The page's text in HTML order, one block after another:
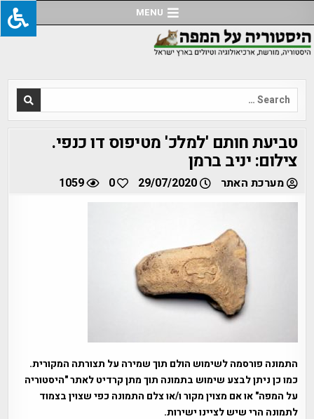
to
content
MENU
Search
for:
טביעת חותם 'למלכ' מטיפוס דו כנפי.
צילום: יניב ברמן
מערכת האתר 29/07/2020
0
1059
התמונה פורסמה לשימוש הולם תוך שמירה על תצורתה המקורית.
כמו כן ניתן לבצע שימוש בתמונה תוך מתן קרדיט לאתר "היסטוריה
על המפה" או אם מצוין מקור ו/או צלם התמונה כפי שצוין בצמוד
לתמונה הרי שיש לציינו ישירות.